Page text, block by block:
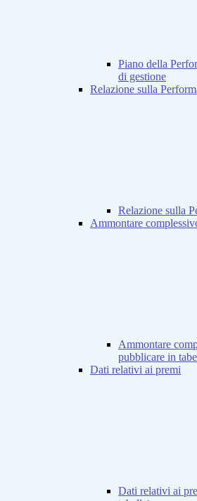
Piano della
di gestione
Relazione sulla
Relazione sulla
Ammontare
Ammontare
pubblicare in
Dati relativi ai premi
Dati relativi ai